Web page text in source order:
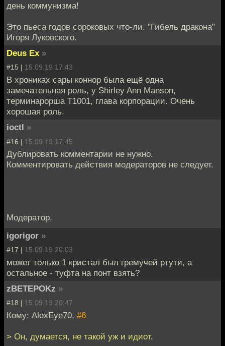
день коммунизма!
Это пьеса годов сороковых что-ли. "Гибель дракона"
Игоря Луковского.
Deus Ex »
#15 | 15.09.19 17:43
В хрониках сары коннор была ещё одна
замечательная роль, у Shirley Ann Manson,
терминарорша Т1001, глава корпорации. Очень
хорошая роль.
ioctl »
#16 | 15.09.19 17:45
Дублировать комментарии не нужно.
Комментировать действия модераторов не следует.
Модератор.
igorigor »
#17 | 15.09.19 20:03
может только 1 кристал был гремучей ртути, а
остальное - туфта на понт взять?
zBETEPOKz »
#18 | 15.09.19 20:47
Кому: AlexEye70, #6
> Он, думается, не такой уж и идиот.